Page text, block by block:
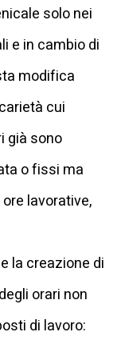
solo nei
e in cambio di
modifica
cui
già sono
o fissi ma
lavorative,
la creazione di
orari non
di lavoro: